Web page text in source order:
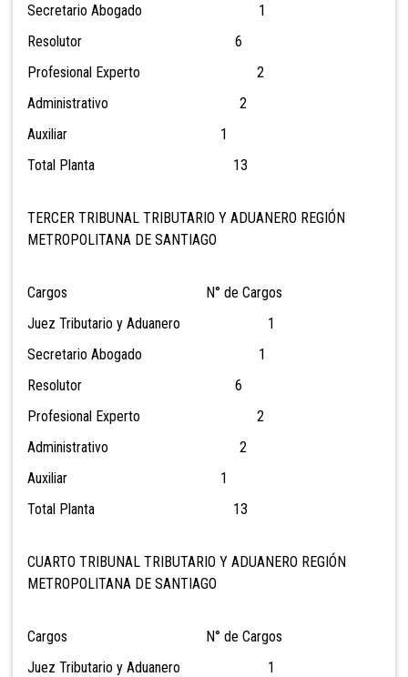
Secretario Abogado 1
Resolutor 6
Profesional Experto 2
Administrativo 2
Auxiliar 1
Total Planta 13
TERCER TRIBUNAL TRIBUTARIO Y ADUANERO REGIÓN
METROPOLITANA DE SANTIAGO
Cargos N° de Cargos
Juez Tributario y Aduanero 1
Secretario Abogado 1
Resolutor 6
Profesional Experto 2
Administrativo 2
Auxiliar 1
Total Planta 13
CUARTO TRIBUNAL TRIBUTARIO Y ADUANERO REGIÓN
METROPOLITANA DE SANTIAGO
Cargos N° de Cargos
Juez Tributario y Aduanero 1